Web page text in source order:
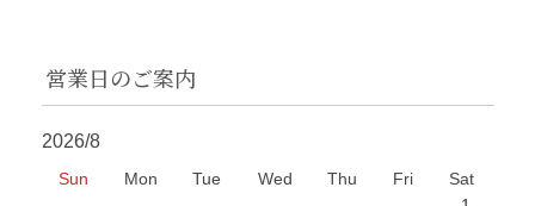
営業日のご案内
2026/8
Sun Mon Tue Wed Thu Fri
Sat